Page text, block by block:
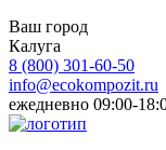
Ваш город
Калуга
8 (800) 301-60-50
info@ecokompozit.ru
ежедневно 09:00-